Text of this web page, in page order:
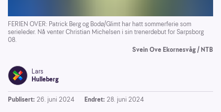
FERIEN OVER: Patrick Berg og Bodø/Glimt har hatt sommerferie som
serieleder. Nå venter Christian Michelsen i sin trenerdebut for Sarpsborg
08.
Svein Ove Ekornesvåg / NTB
Lars
Hulleberg
Publisert: 26. juni 2024 Endret: 28. juni 2024